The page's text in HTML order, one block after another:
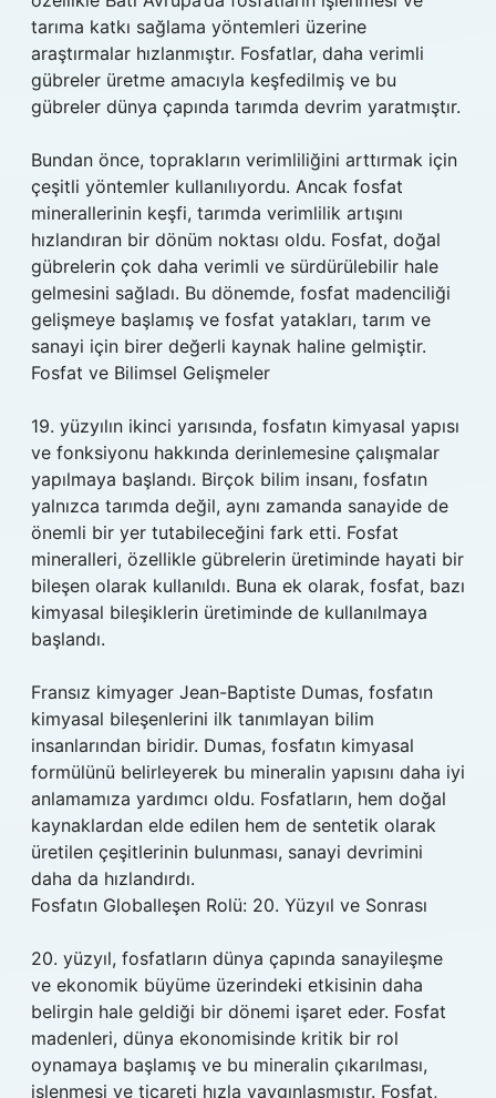
tarıma katkı sağlama yöntemleri üzerine
araştırmalar hızlanmıştır. Fosfatlar, daha verimli
gübreler üretme amacıyla keşfedilmiş ve bu
gübreler dünya çapında tarımda devrim yaratmıştır.
Bundan önce, toprakların verimliliğini arttırmak için
çeşitli yöntemler kullanılıyordu. Ancak fosfat
minerallerinin keşfi, tarımda verimlilik artışını
hızlandıran bir dönüm noktası oldu. Fosfat, doğal
gübrelerin çok daha verimli ve sürdürülebilir hale
gelmesini sağladı. Bu dönemde, fosfat madenciliği
gelişmeye başlamış ve fosfat yatakları, tarım ve
sanayi için birer değerli kaynak haline gelmiştir.
Fosfat ve Bilimsel Gelişmeler
19. yüzyılın ikinci yarısında, fosfatın kimyasal yapısı
ve fonksiyonu hakkında derinlemesine çalışmalar
yapılmaya başlandı. Birçok bilim insanı, fosfatın
yalnızca tarımda değil, aynı zamanda sanayide de
önemli bir yer tutabileceğini fark etti. Fosfat
mineralleri, özellikle gübrelerin üretiminde hayati bir
bileşen olarak kullanıldı. Buna ek olarak, fosfat, bazı
kimyasal bileşiklerin üretiminde de kullanılmaya
başlandı.
Fransız kimyager Jean-Baptiste Dumas, fosfatın
kimyasal bileşenlerini ilk tanımlayan bilim
insanlarından biridir. Dumas, fosfatın kimyasal
formülünü belirleyerek bu mineralin yapısını daha iyi
anlamamıza yardımcı oldu. Fosfatların, hem doğal
kaynaklardan elde edilen hem de sentetik olarak
üretilen çeşitlerinin bulunması, sanayi devrimini
daha da hızlandırdı.
Fosfatın Globalleşen Rolü: 20. Yüzyıl ve Sonrası
20. yüzyıl, fosfatların dünya çapında sanayileşme
ve ekonomik büyüme üzerindeki etkisinin daha
belirgin hale geldiği bir dönemi işaret eder. Fosfat
madenleri, dünya ekonomisinde kritik bir rol
oynamaya başlamış ve bu mineralin çıkarılması,
işlenmesi ve ticareti hızla yaygınlaşmıştır. Fosfat,